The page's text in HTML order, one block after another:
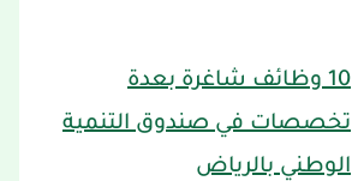
10 وظائف شاغرة بعدة
تخصصات في صندوق التنمية
الوطني بالرياض